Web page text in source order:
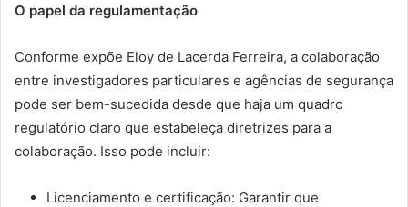
O papel da regulamentação
Conforme expõe Eloy de Lacerda Ferreira, a colaboração
entre investigadores particulares e agências de segurança
pode ser bem-sucedida desde que haja um quadro
regulatório claro que estabeleça diretrizes para a
colaboração. Isso pode incluir:
Licenciamento e certificação: Garantir que